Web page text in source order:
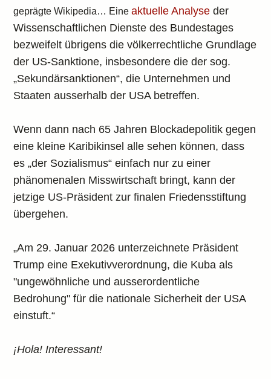
geprägte Wikipedia… Eineaktuelle Analyse der
Wissenschaftlichen Dienste des Bundestages
bezweifelt übrigens die völkerrechtliche Grundlage
der US-Sanktione, insbesondere die der sog.
„Sekundärsanktionen“, die Unternehmen und
Staaten ausserhalb der USA betreffen.
Wenn dann nach 65 Jahren Blockadepolitik gegen
eine kleine Karibikinsel alle sehen können, dass
es „der Sozialismus“ einfach nur zu einer
phänomenalen Misswirtschaft bringt, kann der
jetzige US-Präsident zur finalen Friedensstiftung
übergehen.
„Am 29. Januar 2026 unterzeichnete Präsident
Trump eine Exekutivverordnung, die Kuba als
"ungewöhnliche und ausserordentliche
Bedrohung" für die nationale Sicherheit der USA
einstuft.“
¡Hola! Interessant!